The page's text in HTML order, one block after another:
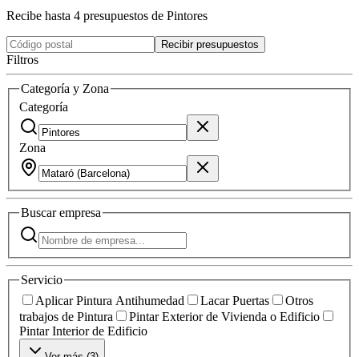
Recibe hasta 4 presupuestos de Pintores
Recibir presupuestos
Filtros
Categoría y Zona
Categoría
Zona
Buscarempresa
Servicio
Aplicar Pintura Antihumedad
Lacar Puertas
Otros
trabajos de Pintura
Pintar Exterior de Vivienda o Edificio
Pintar Interior de Edificio